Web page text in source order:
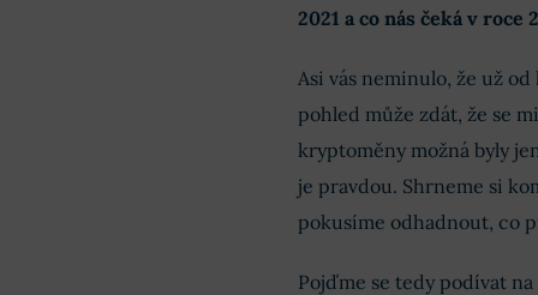
2021 a co nás čeká v roce
Asi vás neminulo, že už
pohled může zdát, že se
kryptoměny možná byly
je pravdou. Shrneme si
pokusíme odhadnout, co
Pojďme se tedy podívat na